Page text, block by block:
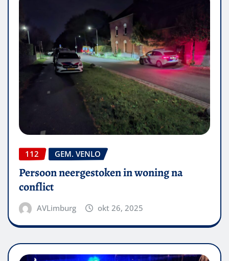
112 GEM. VENLO
Persoon neergestoken in woning na
conflict
AVLimburg okt 26, 2025